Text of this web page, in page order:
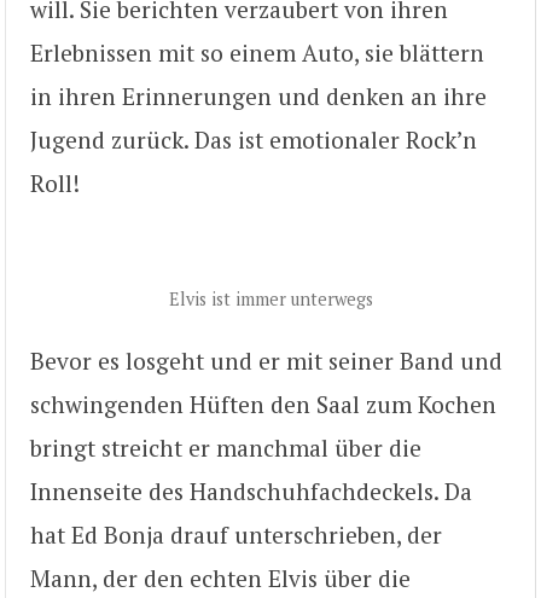
will. Sie berichten verzaubert von ihren
Erlebnissen mit so einem Auto, sie blättern
in ihren Erinnerungen und denken an ihre
Jugend zurück. Das ist emotionaler Rock’n
Roll!
Elvis ist immer unterwegs
Bevor es losgeht und er mit seiner Band und
schwingenden Hüften den Saal zum Kochen
bringt streicht er manchmal über die
Innenseite des Handschuhfachdeckels. Da
hat Ed Bonja drauf unterschrieben, der
Mann, der den echten Elvis über die